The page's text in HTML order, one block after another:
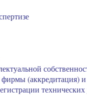
(аккредитация)